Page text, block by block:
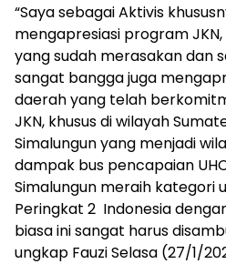
“Saya sebagai Aktivis
mengapresiasi program
yang sudah merasakan dan
sangat bangga juga
daerah yang telah
JKN, khusus di wilayah
Simalungun yang menjadi
dampak bus pencapaian
Simalungun meraih kategori
Peringkat 2 Indonesia
biasa ini sangat harus
ungkap Fauzi Selasa (27/1/